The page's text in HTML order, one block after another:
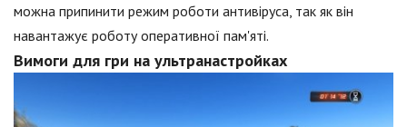
можна припинити режим роботи антивіруса, так як він
навантажує роботу оперативної пам'яті.
Вимоги для гри на ультранастройках